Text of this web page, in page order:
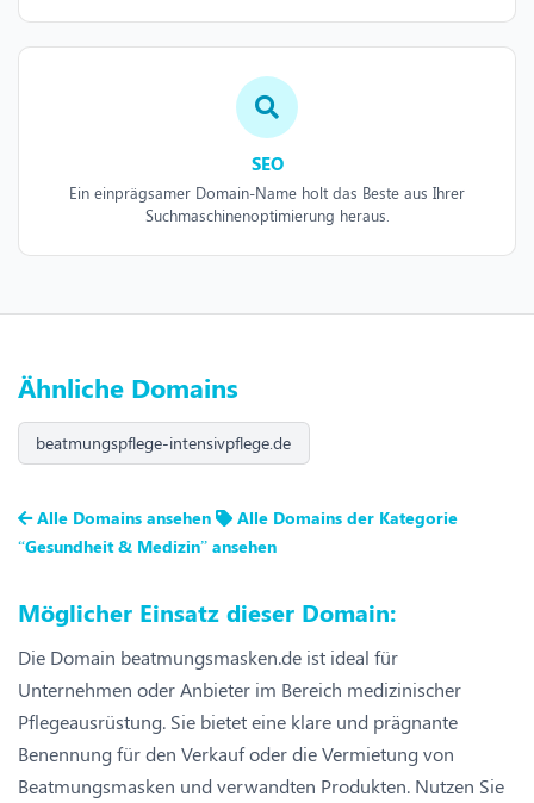
SEO
Ein einprägsamer Domain-Name holt das Beste aus Ihrer
Suchmaschinenoptimierung heraus.
Ähnliche Domains
beatmungspflege-intensivpflege.de
Alle Domains ansehen
Alle Domains der Kategorie
“Gesundheit & Medizin” ansehen
Möglicher Einsatz dieser Domain:
Die Domain beatmungsmasken.de ist ideal für
Unternehmen oder Anbieter im Bereich medizinischer
Pflegeausrüstung. Sie bietet eine klare und prägnante
Benennung für den Verkauf oder die Vermietung von
Beatmungsmasken und verwandten Produkten. Nutzen Sie